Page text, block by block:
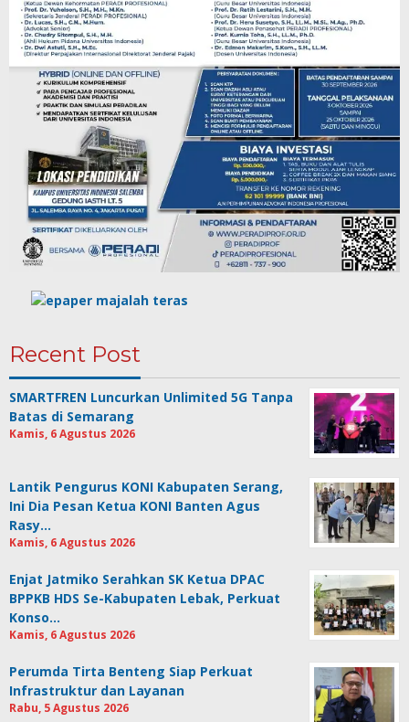
Recent Post
SMARTFREN Luncurkan Unlimited 5G Tanpa
Batas di Semarang
Kamis, 6 Agustus 2026
Lantik Pengurus KONI Kabupaten Serang,
Ini Dia Pesan Ketua KONI Banten Agus
Rasy…
Kamis, 6 Agustus 2026
Enjat Jatmiko Serahkan SK Ketua DPAC
BPPKB HDS Se-Kabupaten Lebak, Perkuat
Konso…
Kamis, 6 Agustus 2026
Perumda Tirta Benteng Siap Perkuat
Infrastruktur dan Layanan
Rabu, 5 Agustus 2026